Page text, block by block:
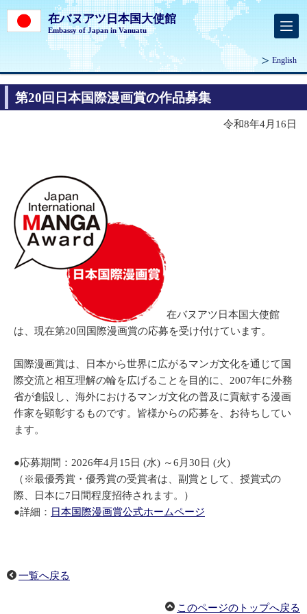
在バヌアツ日本国大使館
Embassy of Japan in Vanuatu
English
第20回日本国際漫画賞の作品募集
令和8年4月16日
在バヌアツ 日本国大使館
は、現在第20回国際漫画賞の応募を受け付けています。
国際漫画賞は、日本から世界に広がるマンガ文化を通じて国
際交流と相互理解の輪を広げることを目的に、2007年に外務
省が創設し、海外におけるマンガ文化の普及に貢献する漫画
作家を顕彰するものです。皆様からの応募を、お待ちしてい
ます。
●応募期間：2026年4月15日 (水) ～6月30日 (火)
（※最優秀賞・優秀賞の受賞者は、副賞として、授賞式の
際、日本に7日間程度招待されます。）
●詳細： 日本国際漫画賞公式ホームページ
一覧へ戻る
このページのトップへ戻る